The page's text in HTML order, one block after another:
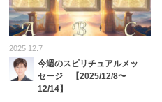
2025.12.7
今週のスピリチュアルメッ
セージ 【2025/12/8〜
12/14】